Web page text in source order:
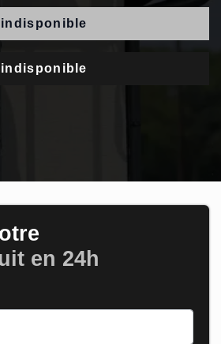
indisponible
indisponible
en 24h